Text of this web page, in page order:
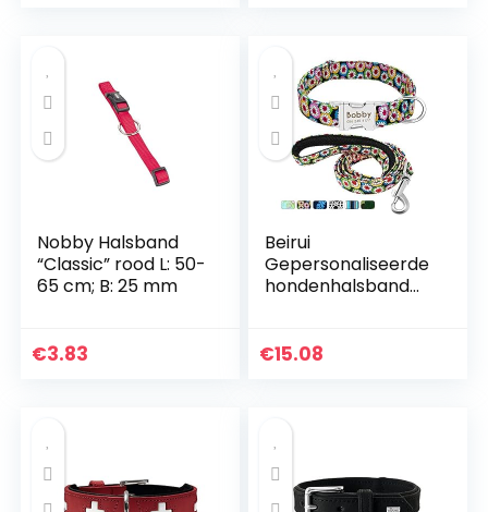
Groen)
gewatteerde
halsband(Bruin-S)
Nobby Halsband
“Classic” rood L: 50-
65 cm; B: 25 mm
€3.83
Beirui
Gepersonaliseerde
hondenhalsband
aangepaste 4FT
kleine middelgrote
grote honden,
€15.08